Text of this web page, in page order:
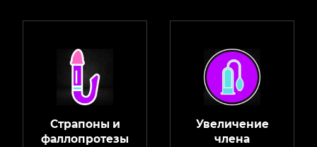
Страпоны и
фаллопротезы
Увеличение
члена